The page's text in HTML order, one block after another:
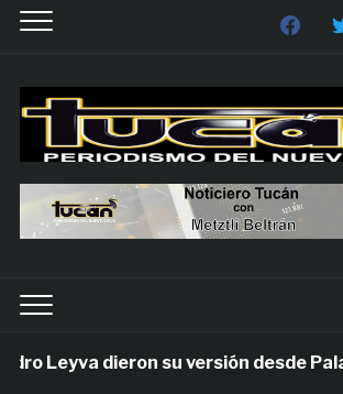
Leyva dieron su versión desde Palacio